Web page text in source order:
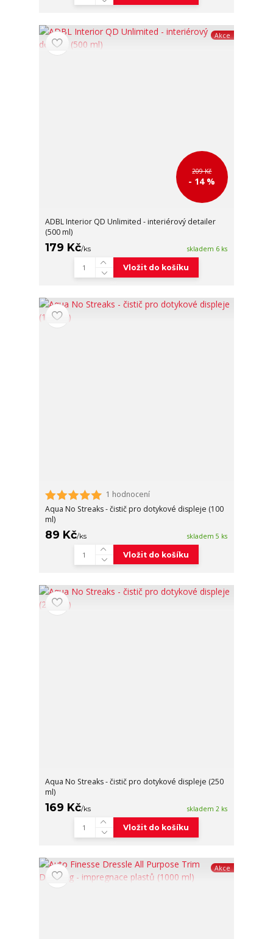
Akce
209 Kč
- 14 %
ADBL Interior QD Unlimited - interiérový detailer
(500 ml)
179 Kč/ks skladem 6 ks
Vložit do košíku
1 hodnocení
Aqua No Streaks - čistič pro dotykové displeje (100
ml)
89 Kč/ks skladem 5 ks
Vložit do košíku
Aqua No Streaks - čistič pro dotykové displeje (250
ml)
169 Kč/ks skladem 2 ks
Vložit do košíku
Akce